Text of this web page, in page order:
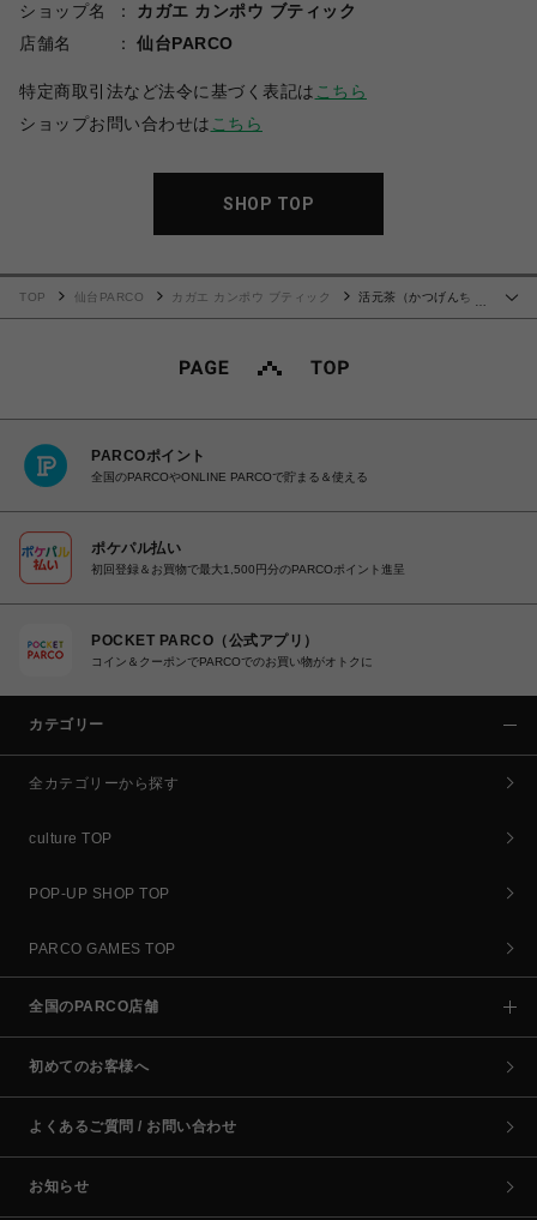
ショップ名
カガエ カンポウ ブティック
店舗名
仙台PARCO
特定商取引法など法令に基づく表記は こちら
ショップお問い合わせは こちら
SHOP TOP
…
TOP 仙台PARCO カガエ カンポウ ブティック
活元茶（かつげんち
PARCOポイント
全国のPARCOやONLINE PARCOで貯まる＆使える
ポケパル払い
初回登録＆お買物で最大1,500円分のPARCOポイント進呈
POCKET PARCO（公式アプリ）
コイン＆クーポンでPARCOでのお買い物がオトクに
カテゴリー
全カテゴリーから探す
culture TOP
POP-UP SHOP TOP
PARCO GAMES TOP
全国のPARCO店舗
初めてのお客様へ
よくあるご質問 / お問い合わせ
お知らせ